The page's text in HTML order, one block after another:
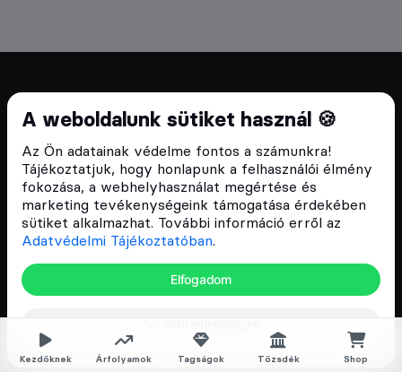
Kezdőknek Árfolyamok Tagságok Tőzsdék Shop
A weboldalunk sütiket használ 🍪
Az Ön adatainak védelme fontos a számunkra!
Tájékoztatjuk, hogy honlapunk a felhasználói élmény
fokozása, a webhelyhasználat megértése és
marketing tevékenységeink támogatása érdekében
sütiket alkalmazhat. További információ erről az
Adatvédelmi Tájékoztatóban.
Elfogadom
Cryptofalka 2018 óta
Szívünkön viseljük a blokklánc technológia
népszerűsítését Magyarországon, ezért 2018 óta a
Cryptofalka célja, hogy biztosítsa a hazai közösség
és vállalatok digitális oktatását és fejlődését.
Oldalak
Árfolyamok
Rólunk